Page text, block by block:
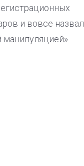
и вовсе назвал